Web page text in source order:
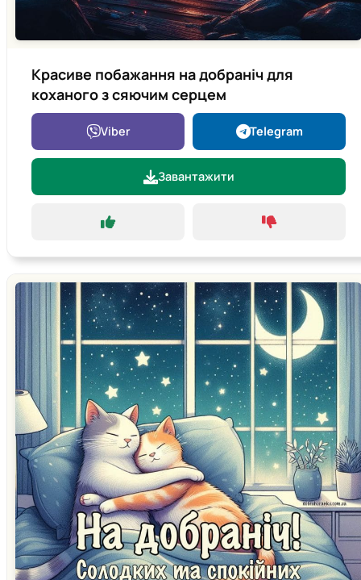
Красиве побажання на добраніч для
коханого з сяючим серцем
Viber Telegram
Завантажити